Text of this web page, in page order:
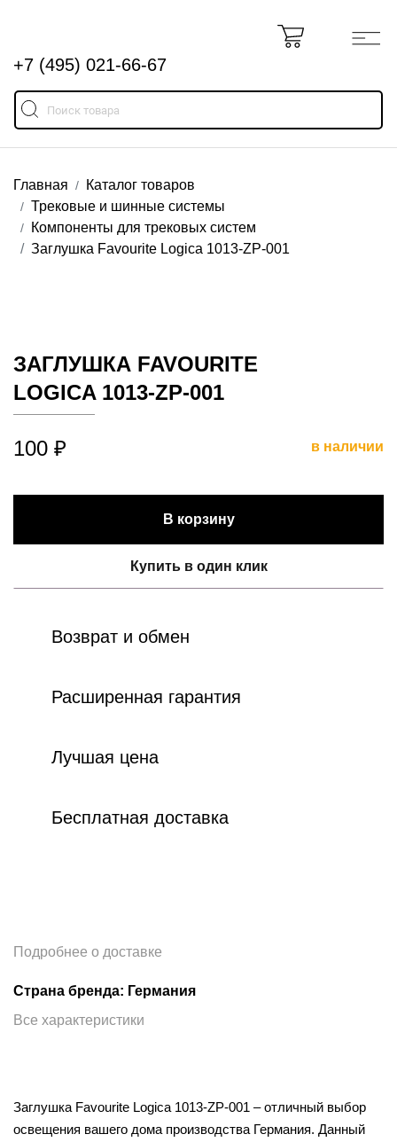
+7 (495) 021-66-67
Главная
Каталог товаров
Трековые и шинные системы
Компоненты для трековых систем
Заглушка Favourite Logica 1013-ZP-001
ЗАГЛУШКА FAVOURITE
LOGICA 1013-ZP-001
100 ₽ в наличии
В корзину
Купить в один клик
Возврат и обмен
Расширенная гарантия
Лучшая цена
Бесплатная доставка
Подробнее о доставке
Страна бренда: Германия
Все характеристики
Заглушка Favourite Logica 1013-ZP-001 – отличный выбор
освещения вашего дома производства Германия. Данный